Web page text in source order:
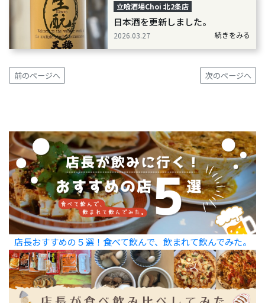
立喰酒場Choi 北2条店
日本酒を更新しました。
2026.03.27 続きをみる
次のページへ
前のページへ
店長おすすめの５選！食べて飲んで、飲まれて飲んでみた。